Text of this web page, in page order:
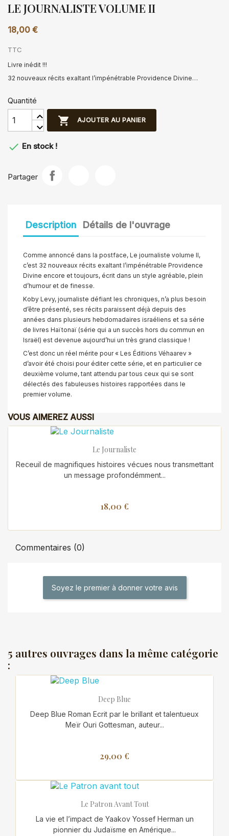
LE JOURNALISTE VOLUME II
18,00 €
TTC
Livre inédit !!!
32 nouveaux récits exaltant l’impénétrable Providence Divine…
Quantité
 AJOUTER AU PANIER
 En stock !
Partager
Description Détails de l'ouvrage
Comme annoncé dans la postface, Le journaliste volume II,
c’est 32 nouveaux récits exaltant l’impénétrable Providence
Divine encore et toujours, écrit dans un style agréable, plein
d’humour et de finesse.
Koby Levy, journaliste défiant les chroniques, n’a plus besoin
d’être présenté, ses récits paraissent déjà depuis des
années dans plusieurs hebdomadaires israéliens et sa série
de livres Haïtonaï (série qui a un succès hors du commun en
Israël) est devenue aujourd’hui un très grand classique !
C’est donc un réel mérite pour « Les Éditions Véhaarev »
d’avoir été choisi pour éditer cette série, et en particulier ce
deuxième volume, tant attendu par tous ceux qui se sont
délectés des fabuleuses histoires rapportées dans le
premier volume.
VOUS AIMEREZ AUSSI
Le Journaliste
Receuil de magnifiques histoires vécues nous transmettant
un message profondémment...
18,00 €
Commentaires (0)
Soyez le premier à donner votre avis
5 autres ouvrages dans la même catégorie
:
Deep Blue
Deep Blue Roman Ecrit par le brillant et talentueux
Meïr Ouri Gottesman, auteur...
29,00 €
Le Patron Avant Tout
La vie et l’impact de Yaakov Yossef Herman un
pionnier du Judaïsme en Amérique...